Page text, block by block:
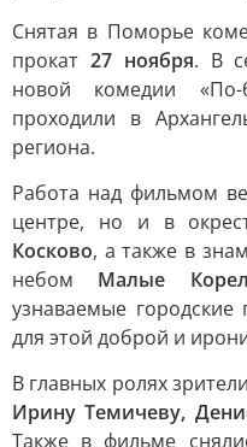
Снятая в Поморье
прокат 27 ноября. В
новой комедии «По-
проходили в
региона.
Работа над фильмом
центре, но и в
Косково, а также в
небом Малые
узнаваемые
для этой доброй и
В главных ролях
Ирину Темичеву,
Также в фильме